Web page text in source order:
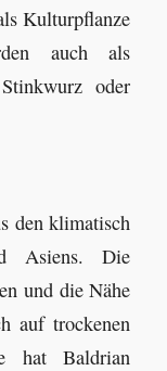
Kulturpflanze
auch als
oder
den klimatisch
Asiens. Die
und die Nähe
auf trockenen
hat Baldrian